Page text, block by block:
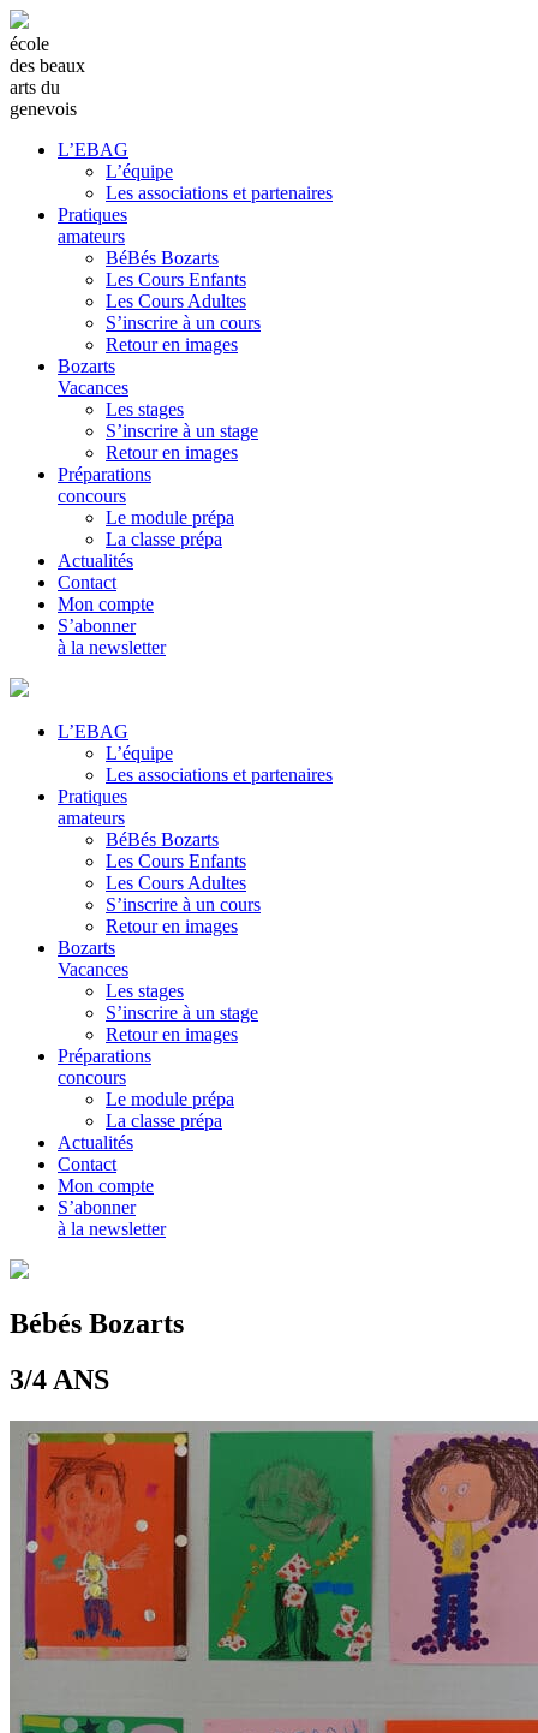
école
des beaux
arts du
genevois
L’EBAG
L’équipe
Les associations et partenaires
Pratiques
amateurs
BéBés Bozarts
Les Cours Enfants
Les Cours Adultes
S’inscrire à un cours
Retour en images
Bozarts
Vacances
Les stages
S’inscrire à un stage
Retour en images
Préparations
concours
Le module prépa
La classe prépa
Actualités
Contact
Mon compte
S’abonner
à la newsletter
L’EBAG
L’équipe
Les associations et partenaires
Pratiques
amateurs
BéBés Bozarts
Les Cours Enfants
Les Cours Adultes
S’inscrire à un cours
Retour en images
Bozarts
Vacances
Les stages
S’inscrire à un stage
Retour en images
Préparations
concours
Le module prépa
La classe prépa
Actualités
Contact
Mon compte
S’abonner
à la newsletter
Bébés Bozarts
3/4 ANS